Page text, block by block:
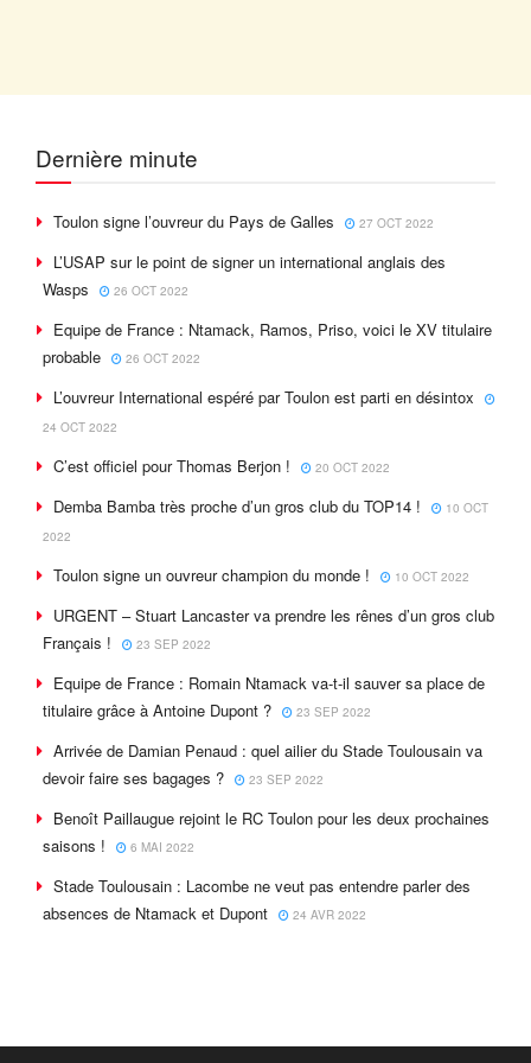
Dernière minute
Toulon signe l’ouvreur du Pays de Galles 27 OCT 2022
L’USAP sur le point de signer un international anglais des
Wasps
26 OCT 2022
Equipe de France : Ntamack, Ramos, Priso, voici le XV titulaire
probable
26 OCT 2022
L’ouvreur International espéré par Toulon est parti en désintox
24 OCT 2022
C’est officiel pour Thomas Berjon ! 20 OCT 2022
Demba Bamba très proche d’un gros club du TOP14 !
10 OCT
2022
Toulon signe un ouvreur champion du monde ! 10 OCT 2022
URGENT – Stuart Lancaster va prendre les rênes d’un gros club
Français !
23 SEP 2022
Equipe de France : Romain Ntamack va-t-il sauver sa place de
titulaire grâce à Antoine Dupont ?
23 SEP 2022
Arrivée de Damian Penaud : quel ailier du Stade Toulousain va
devoir faire ses bagages ?
23 SEP 2022
Benoît Paillaugue rejoint le RC Toulon pour les deux prochaines
saisons !
6 MAI 2022
Stade Toulousain : Lacombe ne veut pas entendre parler des
absences de Ntamack et Dupont
24 AVR 2022